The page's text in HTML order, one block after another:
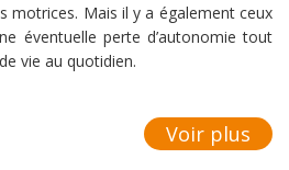
motrices. Mais il y a également ceux
éventuelle perte d’autonomie tout
vie au quotidien.
Voir plus